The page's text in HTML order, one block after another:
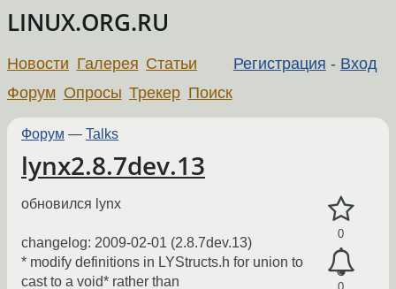
LINUX.ORG.RU
Регистрация - Вход
Новости Галерея Статьи
Форум Опросы Трекер Поиск
Форум — Talks
lynx2.8.7dev.13
0
обновился lynx
changelog: 2009-02-01 (2.8.7dev.13)
* modify definitions in LYStructs.h for union to
cast to a void* rather than